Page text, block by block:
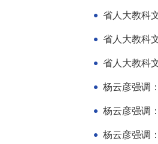
省人大教科
省人大教科
省人大教科
杨云彦强调
杨云彦强调
杨云彦强调